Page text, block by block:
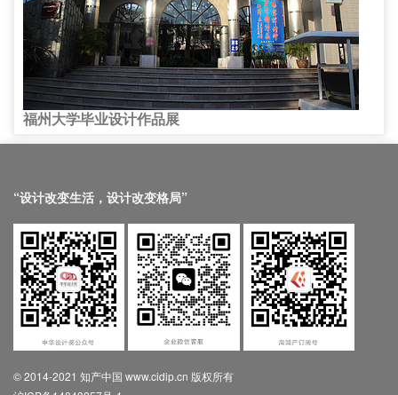
福州大学毕业设计作品展
“设计改变生活，设计改变格局”
© 2014-2021 知产中国 www.cidip.cn 版权所有